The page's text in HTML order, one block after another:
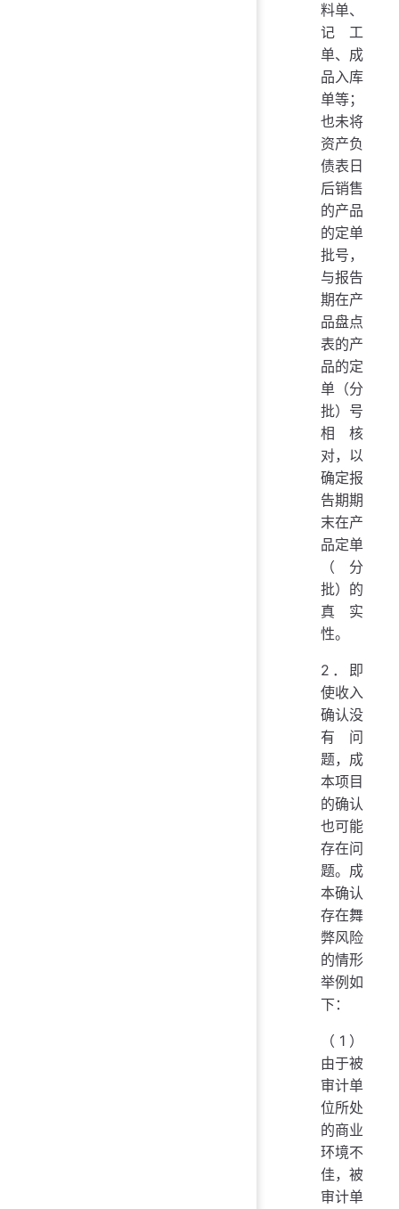
料单、
记工
单、成
品入库
单等；
也未将
资产负
债表日
后销售
的产品
的定单
批号，
与报告
期在产
品盘点
表的产
品的定
单（分
批）号
相核
对，以
确定报
告期期
末在产
品定单
（分
批）的
真实
性。
2．即
使收入
确认没
有问
题，成
本项目
的确认
也可能
存在问
题。成
本确认
存在舞
弊风险
的情形
举例如
下：
（1）
由于被
审计单
位所处
的商业
环境不
佳，被
审计单